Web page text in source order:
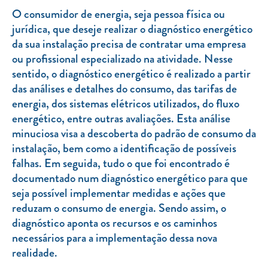
Resolução alternativa de litígios
O consumidor de energia, seja pessoa física ou
jurídica, que deseje realizar o diagnóstico energético
da sua instalação precisa de contratar uma empresa
ou profissional especializado na atividade. Nesse
sentido, o diagnóstico energético é realizado a partir
das análises e detalhes do consumo, das tarifas de
energia, dos sistemas elétricos utilizados, do fluxo
energético, entre outras avaliações. Esta análise
minuciosa visa a descoberta do padrão de consumo da
instalação, bem como a identificação de possíveis
falhas. Em seguida, tudo o que foi encontrado é
documentado num diagnóstico energético para que
seja possível implementar medidas e ações que
reduzam o consumo de energia. Sendo assim, o
diagnóstico aponta os recursos e os caminhos
necessários para a implementação dessa nova
realidade.